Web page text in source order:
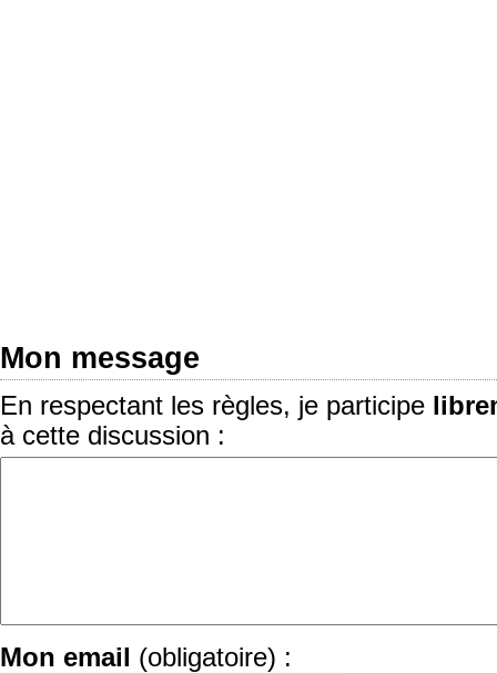
Mon message
En respectant les règles, je participe
à cette discussion :
Mon email (obligatoire) :